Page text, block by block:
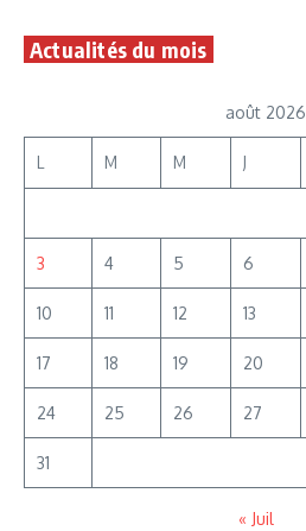
Actualités du mois
août 2026
L M M J
3 4 5 6
10 11 12 13
17 18 19 20
24 25 26 27
31
« Juil